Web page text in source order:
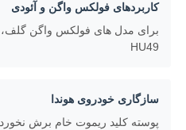
همه موارد
کاربردهای فولکس واگن و آئودی
HU49
سازگاری خودروی هوندا
پوسته کلید ریموت خام برش